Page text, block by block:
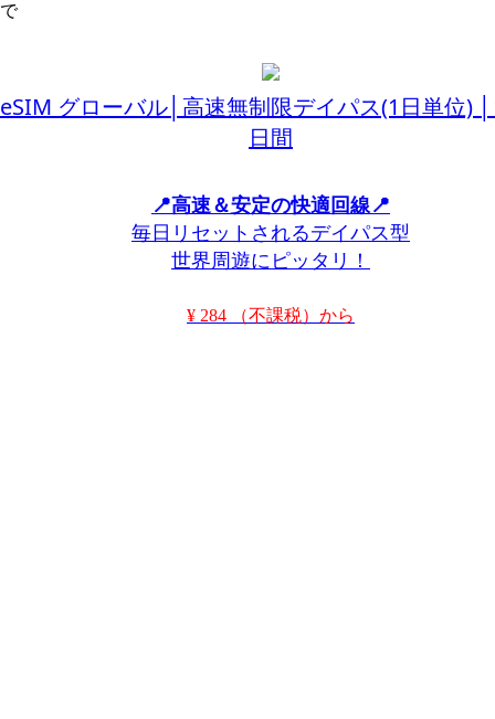
で
eSIM グローバル│高速無制限デイパス(1日単位)
日間
📍高速＆安定の快適回線📍
毎日リセットされるデイパス型
世界周遊にピッタリ！
¥ 284 （不課税）から